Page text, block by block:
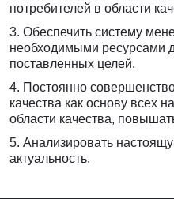
потребителей в области
3. Обеспечить систему
необходимыми ресурсами
поставленных целей.
4. Постоянно
качества как основу всех
области качества,
5. Анализировать
актуальность.